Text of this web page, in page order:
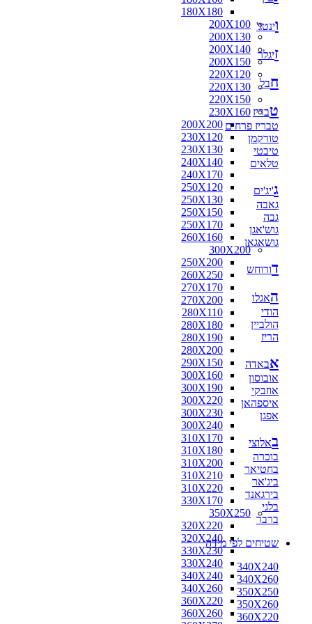
180X180
200X100
200X130
200X140
200X150
220X120
220X130
220X150
230X160
200X200
230X120
230X130
240X140
240X170
250X120
250X130
250X150
250X170
260X160
300X200
250X200
260X250
270X170
270X200
280X110
280X180
280X190
280X200
290X150
300X160
300X190
300X220
300X230
300X240
310X170
310X180
310X200
310X210
310X220
330X170
350X250
320X220
320X240
330X230
330X240
340X240
340X260
360X220
360X260
וינטג'
זיגלר
חבל
טבריז
טבריז פרחים
טורקמן
טיבטי
טלאים
ג'יג'ים
גאבה
גבה
גוש'אגן
גושאגאן
דורוחש
האגלו
הודי
הולביין
הריז
אבאדה
אובוסון
אוזבקי
איספהאן
אפגן
באלוצי
בוכרה
בחטיאר
ביג'אר
בירגאנד
בלגי
ברבר
שטיחים לפי מידה
340X240
340X260
350X250
350X260
360X220